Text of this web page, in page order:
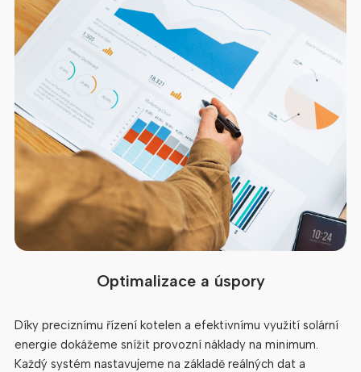
Optimalizace a úspory
Díky preciznímu řízení kotelen a efektivnímu využití solární
energie dokážeme snížit provozní náklady na minimum.
Každý systém nastavujeme na základě reálných dat a